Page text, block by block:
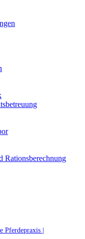
Rationsberechnung
|